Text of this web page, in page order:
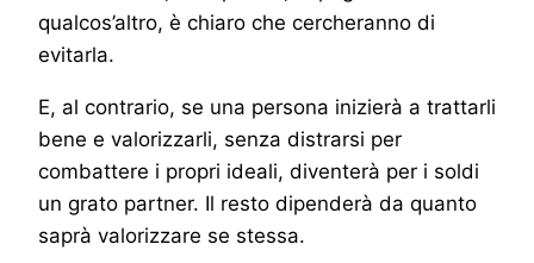
qualcos’altro, è chiaro che cercheranno di
evitarla.
E, al contrario, se una persona inizierà a trattarli
bene e valorizzarli, senza distrarsi per
combattere i propri ideali, diventerà per i soldi
un grato partner. Il resto dipenderà da quanto
saprà valorizzare se stessa.